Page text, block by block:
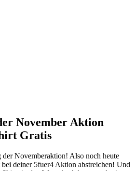
November Aktion
Gratis
der Novemberaktion! Also noch heute
deiner 5fuer4 Aktion abstreichen! Und